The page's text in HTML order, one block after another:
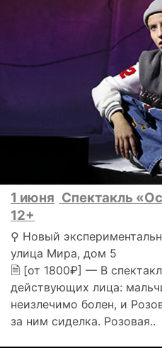
1 июня Спектакль
12+
⚲ Новый
улица Мира, дом 5
🗎 [от 1800₽] — В
действующих лица:
неизлечимо болен, и
за ним сиделка. Розовая..